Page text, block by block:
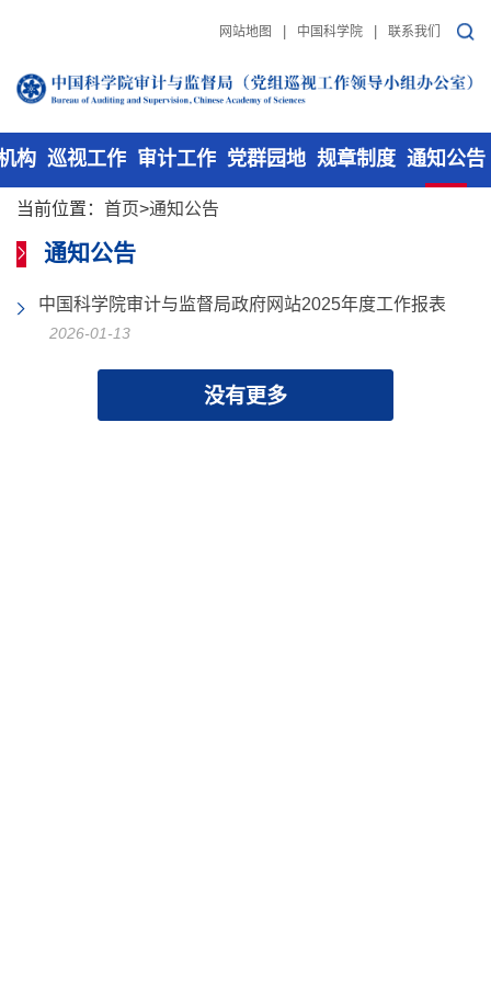
网站地图 中国科学院 联系我们
构 巡视工作 审计工作 党群园地 规章制度 通知公告
当前位置： 首页>通知公告
通知公告
中国科学院审计与监督局政府网站2025年度工作报表
2026-01-13
没有更多